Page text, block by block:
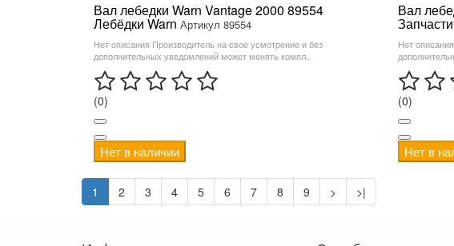
Вал лебедки Warn Vantage 2000 89554
Лебёдки Warn Артикул 89554
Нет описания Производитель на свое усмотрение и без
дополнительных уведомлений может менять компл..
(0)
Нет в наличии
Вал
Нет
(0)
Нет в
1 2 3 4 5 6 7 8 9 > >|